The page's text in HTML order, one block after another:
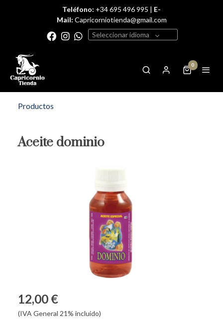
Teléfono: +34 695 496 995 | E-
Mail: Capricorniotienda@gmail.com
Seleccionar idioma
0
Productos
Aceite dominio
12,00 €
(IVA General 21% incluido)